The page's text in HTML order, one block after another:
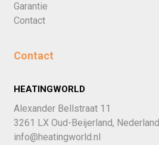
Garantie
Contact
Contact
HEATINGWORLD
Alexander Bellstraat 11
3261 LX Oud-Beijerland, Nederland
info@heatingworld.nl